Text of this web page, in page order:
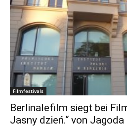
Filmfestivals
Berlinalefilm siegt bei
Jasny dzień.“ von